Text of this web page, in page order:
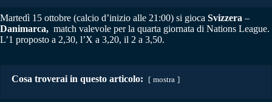
Martedì 15 ottobre (calcio d’inizio alle 21:00) si gioca Svizzera –
Danimarca, match valevole per la quarta giornata di Nations League.
L’1 proposto a 2,30, l’X a 3,20, il 2 a 3,50.
Cosa troverai in questo articolo: mostra